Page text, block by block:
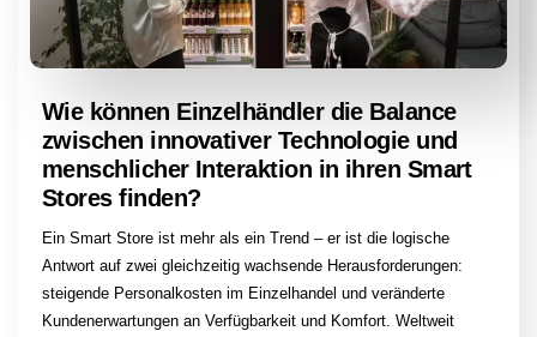
Wie können Einzelhändler die Balance
zwischen innovativer Technologie und
menschlicher Interaktion in ihren Smart
Stores finden?
Ein Smart Store ist mehr als ein Trend – er ist die logische
Antwort auf zwei gleichzeitig wachsende Herausforderungen:
steigende Personalkosten im Einzelhandel und veränderte
Kundenerwartungen an Verfügbarkeit und Komfort. Weltweit